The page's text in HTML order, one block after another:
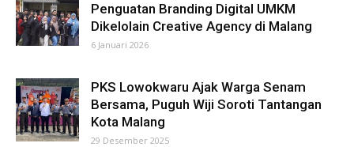
Penguatan Branding Digital UMKM
Dikelolain Creative Agency di Malang
6 Januari 2026
PKS Lowokwaru Ajak Warga Senam
Bersama, Puguh Wiji Soroti Tantangan
Kota Malang
29 Desember 2025